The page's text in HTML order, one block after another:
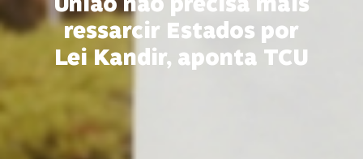
ressarcir Estados por
Lei Kandir, aponta TCU